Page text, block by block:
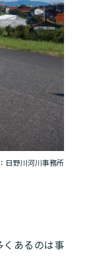
日野川河川事務所
あるのは事